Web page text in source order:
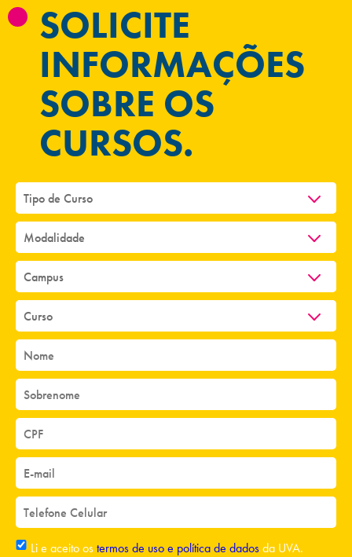
SOLICITE
INFORMAÇÕES
SOBRE OS
CURSOS.
Li e aceito ostermos de uso e política de dadosda UVA.